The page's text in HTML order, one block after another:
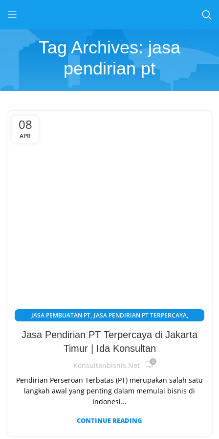
Tag Archives: jasa
pendirian pt
08
APR
JASA PEMBUATAN PT,JASA PENDIRIAN PT TERPERCAYA,
Jasa Pendirian PT Terpercaya di Jakarta
Timur | Ida Konsultan
Konsultanbisnis.net 0
Pendirian Perseroan Terbatas (PT) merupakan salah satu
langkah awal yang penting dalam memulai bisnis di
Indonesi...
CONTINUE READING